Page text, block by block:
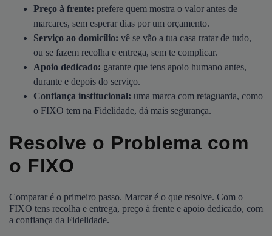
Preço à frente: prefere quem mostra o valor antes de
marcares, sem esperar dias por um orçamento.
Serviço ao domicílio: vê se vão a tua casa tratar de tudo,
ou se fazem recolha e entrega, sem te complicar.
Apoio dedicado: garante que tens apoio humano antes,
durante e depois do serviço.
Confiança institucional: uma marca com retaguarda, como
o FIXO tem na Fidelidade, dá mais segurança.
Resolve o Problema com
o FIXO
Comparar é o primeiro passo. Marcar é o que resolve. Com o
FIXO tens recolha e entrega, preço à frente e apoio dedicado, com
a confiança da Fidelidade.